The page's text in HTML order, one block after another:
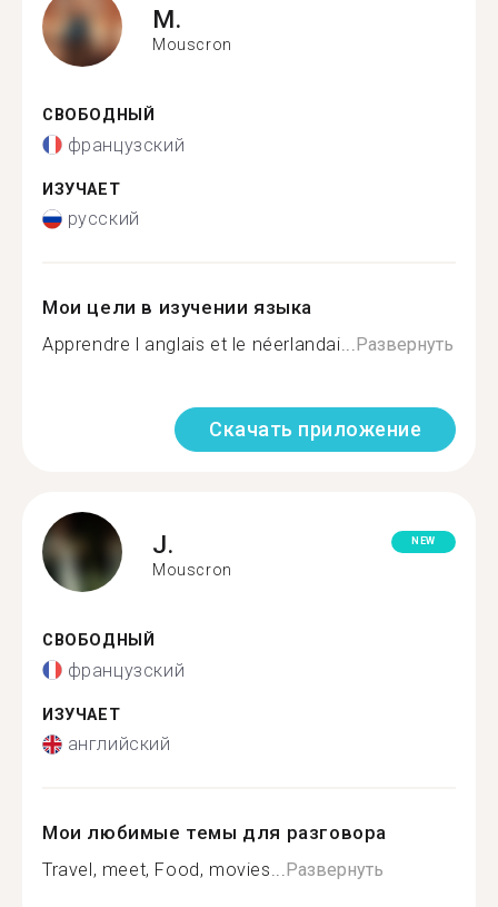
M.
Mouscron
СВОБОДНЫЙ
французский
ИЗУЧАЕТ
русский
Мои цели в изучении языка
Apprendre l anglais et le néerlandai...Развернуть
Скачать приложение
J.
Mouscron
NEW
СВОБОДНЫЙ
французский
ИЗУЧАЕТ
английский
Мои любимые темы для разговора
Travel, meet, Food, movies...Развернуть